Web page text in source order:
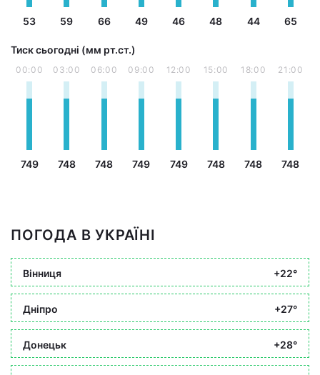
53 59 66 49 46 48 44 65
Тиск сьогодні (мм рт.ст.)
00:00
749
03:00
748
06:00
748
09:00
749
12:00
749
15:00
748
18:00
748
21:00
748
ПОГОДА В УКРАЇНІ
Вінниця +22°
Дніпро +27°
Донецьк +28°